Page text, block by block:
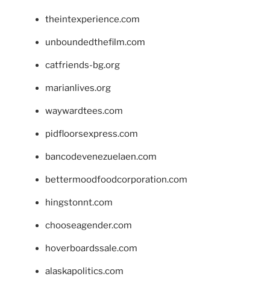
theintexperience.com
unboundedthefilm.com
catfriends-bg.org
marianlives.org
waywardtees.com
pidfloorsexpress.com
bancodevenezuelaen.com
bettermoodfoodcorporation.com
hingstonnt.com
chooseagender.com
hoverboardssale.com
alaskapolitics.com